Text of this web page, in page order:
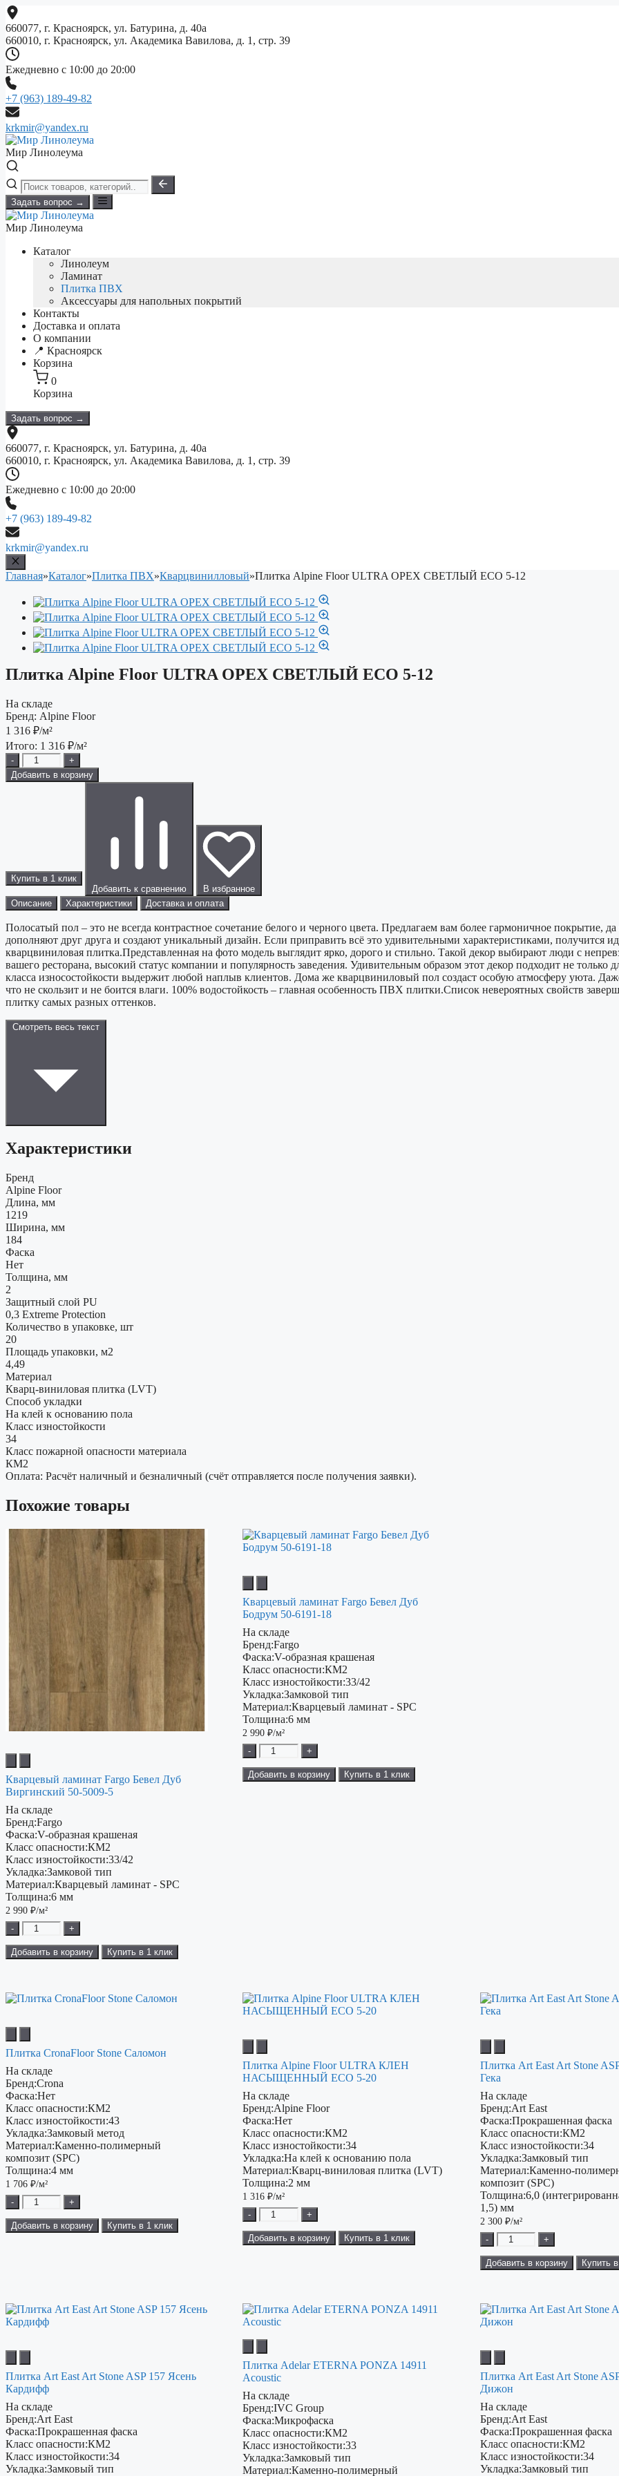
Перейти
к
содержимому
660077, г. Красноярск, ул. Батурина, д. 40а
660010, г. Красноярск, ул. Академика Вавилова, д. 1, стр. 39
Ежедневно с 10:00 до 20:00
+7 (963) 189-49-82
krkmir@yandex.ru
Мир Линолеума
Задать вопрос →
Мир Линолеума
Каталог
Линолеум
Ламинат
Плитка ПВХ
Аксессуары для напольных покрытий
Контакты
Доставка и оплата
О компании
📍 Красноярск
Корзина
0
Корзина
Задать вопрос →
660077, г. Красноярск, ул. Батурина, д. 40а
660010, г. Красноярск, ул. Академика Вавилова, д. 1, стр. 39
Ежедневно с 10:00 до 20:00
+7 (963) 189-49-82
krkmir@yandex.ru
Главная»Каталог»Плитка ПВХ»Кварцвинилловый»Плитка Alpine Floor ULTRA ОРЕХ СВЕТЛЫЙ ECO 5-12
Плитка Alpine Floor ULTRA ОРЕХ СВЕТЛЫЙ ECO 5-12
На складе
Бренд: Alpine Floor
1 316 ₽/м²
Итого: 1 316 ₽/м²
-
+
Добавить в корзину
Купить в 1 клик
Добавить к сравнению
В избранное
Описание
Характеристики Доставка и оплата
Полосатый пол – это не всегда контрастное сочетание белого и черного цвета. Предлагаем вам более гармоничное покрытие,
дополняют друг друга и создают уникальный дизайн. Если приправить всё это удивительными характеристиками, получится
кварцвиниловая плитка.Представленная на фото модель выглядит ярко, дорого и стильно. Такой декор выбирают люди с
вашего ресторана, высокий статус компании и популярность заведения. Удивительным образом этот декор подходит не
класса износостойкости выдержит любой наплыв клиентов. Дома же кварцвиниловый пол создаст особую атмосферу уюта.
что не скользит и не боится влаги. 100% водостойкость – главная особенность ПВХ плитки.Список невероятных свойств
плитку самых разных оттенков.
Смотреть весь текст
Характеристики
Бренд
Alpine Floor
Длина, мм
1219
Ширина, мм
184
Фаска
Нет
Толщина, мм
2
Защитный слой PU
0,3 Extreme Protection
Количество в упаковке, шт
20
Площадь упаковки, м2
4,49
Материал
Кварц-виниловая плитка (LVT)
Способ укладки
На клей к основанию пола
Класс изностойкости
34
Класс пожарной опасности материала
КМ2
Оплата: Расчёт наличный и безналичный (счёт отправляется после получения заявки).
Похожие товары
Кварцевый ламинат Fargo Бевел Дуб
Виргинский 50-5009-5
На складе
Бренд:Fargo
Фаска:V-образная крашеная
Класс опасности:КМ2
Класс изностойкости:33/42
Укладка:Замковой тип
Материал:Кварцевый ламинат - SPC
Толщина:6 мм
2 990 ₽/м²
-
+
Добавить в корзину Купить в 1 клик
Кварцевый ламинат Fargo Бевел Дуб
Бодрум 50-6191-18
На складе
Бренд:Fargo
Фаска:V-образная крашеная
Класс опасности:КМ2
Класс изностойкости:33/42
Укладка:Замковой тип
Материал:Кварцевый ламинат - SPC
Толщина:6 мм
2 990₽/м²
-
+
Добавить в корзину Купить в 1 клик
Плитка CronaFloor Stone Саломон
На складе
Бренд:Crona
Фаска:Нет
Класс опасности:КМ2
Класс изностойкости:43
Укладка:Замковый метод
Материал:Каменно-полимерный
композит (SPC)
Толщина:4 мм
1 706 ₽/м²
-
+
Добавить в корзину Купить в 1 клик
Плитка Alpine Floor ULTRA КЛЕН
НАСЫЩЕННЫЙ ECO 5-20
На складе
Бренд:Alpine Floor
Фаска:Нет
Класс опасности:КМ2
Класс изностойкости:34
Укладка:На клей к основанию пола
Материал:Кварц-виниловая плитка (LVT)
Толщина:2 мм
1 316₽/м²
-
+
Добавить в корзину Купить в 1 клик
Плитка Art East Art Stone
Гека
На складе
Бренд:Art East
Фаска:Прокрашенная фаска
Класс опасности:КМ2
Класс изностойкости:34
Укладка:Замковый тип
Материал:Каменно-
композит (SPC)
Толщина:6,0
1,5) мм
2 300 ₽/м²
-
+
Добавить в корзину Купить
Плитка Art East Art Stone ASP 157 Ясень
Кардифф
На складе
Бренд:Art East
Фаска:Прокрашенная фаска
Класс опасности:КМ2
Класс изностойкости:34
Укладка:Замковый тип
Плитка Adelar ETERNA PONZA 14911
Acoustic
На складе
Бренд:IVC Group
Фаска:Микрофаска
Класс опасности:КМ2
Класс изностойкости:33
Укладка:Замковый тип
Материал:Каменно-полимерный
Плитка Art East Art Stone
Дижон
На складе
Бренд:Art East
Фаска:Прокрашенная фаска
Класс опасности:КМ2
Класс изностойкости:34
Укладка:Замковый тип